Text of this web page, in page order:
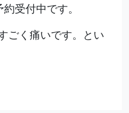
受付中です。
ごく痛いです。とい